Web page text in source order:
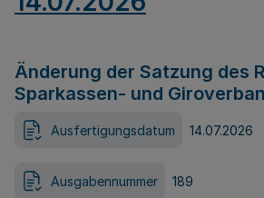
Änderung der Satzung des
Sparkassen- und
Ausfertigungsdatum 14.07.2026
Ausgabennummer 189